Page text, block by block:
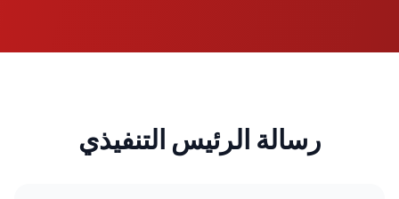
رسالة الرئيس التنفيذي